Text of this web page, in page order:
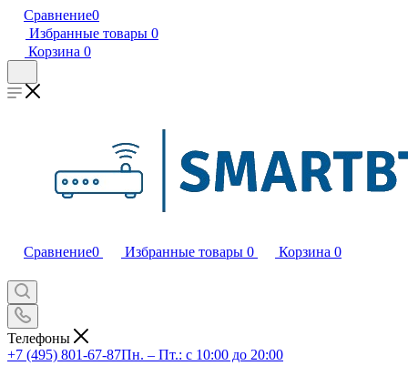
Сравнение0
Избранные товары 0
Корзина 0
Сравнение0 Избранные товары 0 Корзина 0
Телефоны
+7 (495) 801-67-87Пн. – Пт.: с 10:00 до 20:00